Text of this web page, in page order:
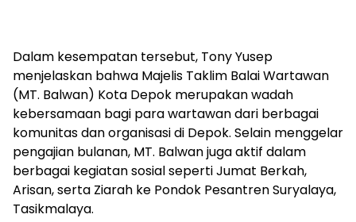
Dalam kesempatan tersebut, Tony Yusep
menjelaskan bahwa Majelis Taklim Balai Wartawan
(MT. Balwan) Kota Depok merupakan wadah
kebersamaan bagi para wartawan dari berbagai
komunitas dan organisasi di Depok. Selain menggelar
pengajian bulanan, MT. Balwan juga aktif dalam
berbagai kegiatan sosial seperti Jumat Berkah,
Arisan, serta Ziarah ke Pondok Pesantren Suryalaya,
Tasikmalaya.